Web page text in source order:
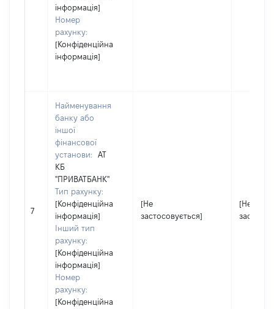
інформація]
Номер
рахунку:
[Конфіденційна
інформація]
7
Найменування
банку або
іншої
фінансової
установи:
АТ
КБ
"ПРИВАТБАНК"
Тип рахунку:
[Конфіденційна
інформація]
Інший тип
рахунку:
[Конфіденційна
інформація]
Номер
рахунку:
[Конфіденційна
[Не
застосовується]
[Не